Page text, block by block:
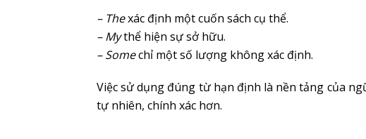
– Thexác định một cuốn sách cụ thể.
– Mythể hiện sự sở hữu.
– Somechỉ một số lượng không xác định.
Việc sử dụng đúng từ hạn định là nền tảng của
tự nhiên, chính xác hơn.